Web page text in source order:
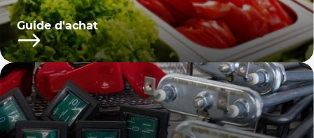
Guide d'achat